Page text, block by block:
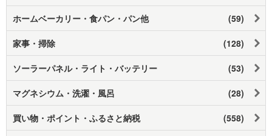
ホームベーカリー・食パン・パン他 (59)
家事・掃除 (128)
ソーラーパネル・ライト・バッテリー (53)
マグネシウム・洗濯・風呂 (28)
買い物・ポイント・ふるさと納税 (558)